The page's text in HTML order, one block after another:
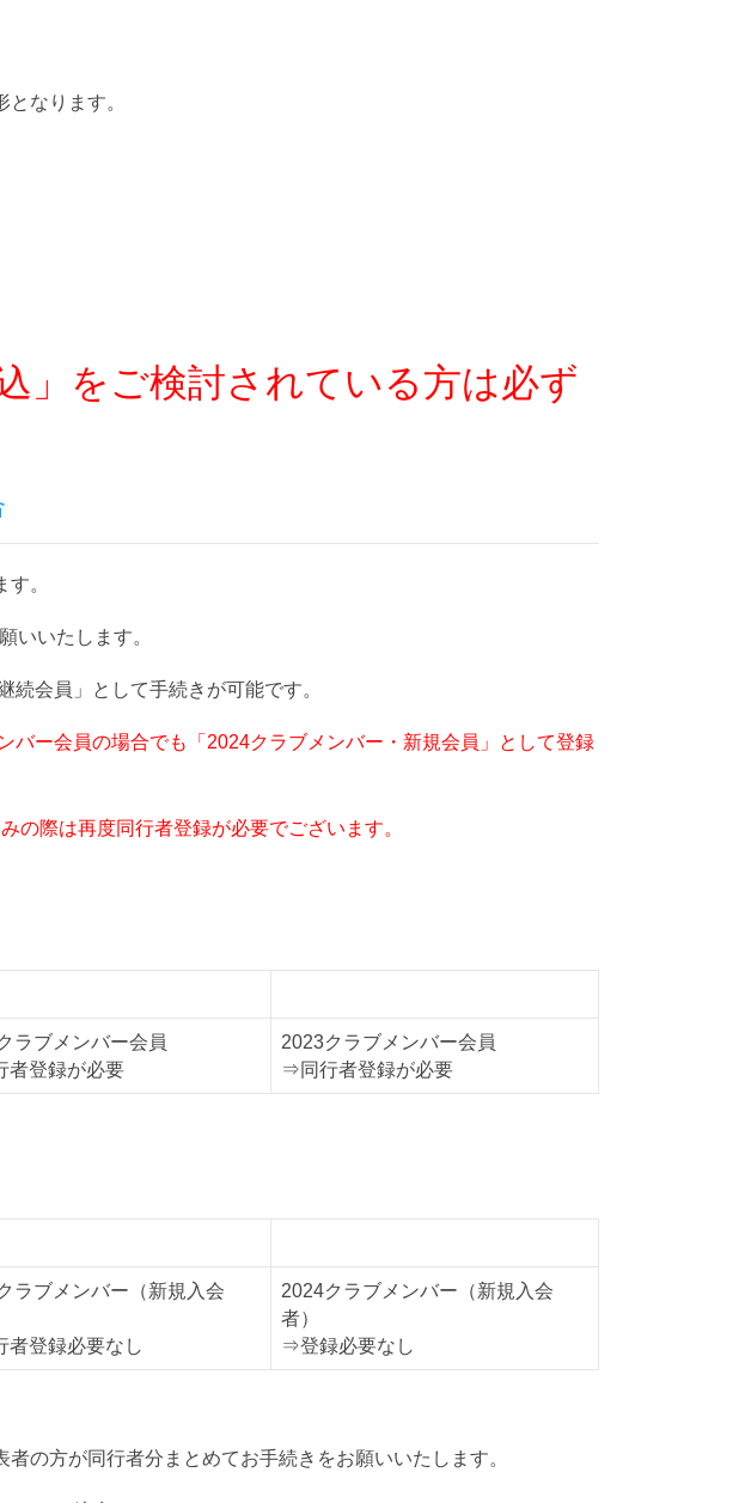
なります。
」をご検討されている方は必ず
。
いいたします。
続会員」として手続きが可能です。
バー会員の場合でも「2024クラブメンバー・新規会員」として登録
の際は再度同行者登録が必要でございます。
ラブメンバー会員
者登録が必要
2023クラブメンバー会員
⇒同行者登録が必要
ラブメンバー（新規入会
者登録必要なし
2024クラブメンバー（新規入会
者）
⇒登録必要なし
の方が同行者分まとめてお手続きをお願いいたします。